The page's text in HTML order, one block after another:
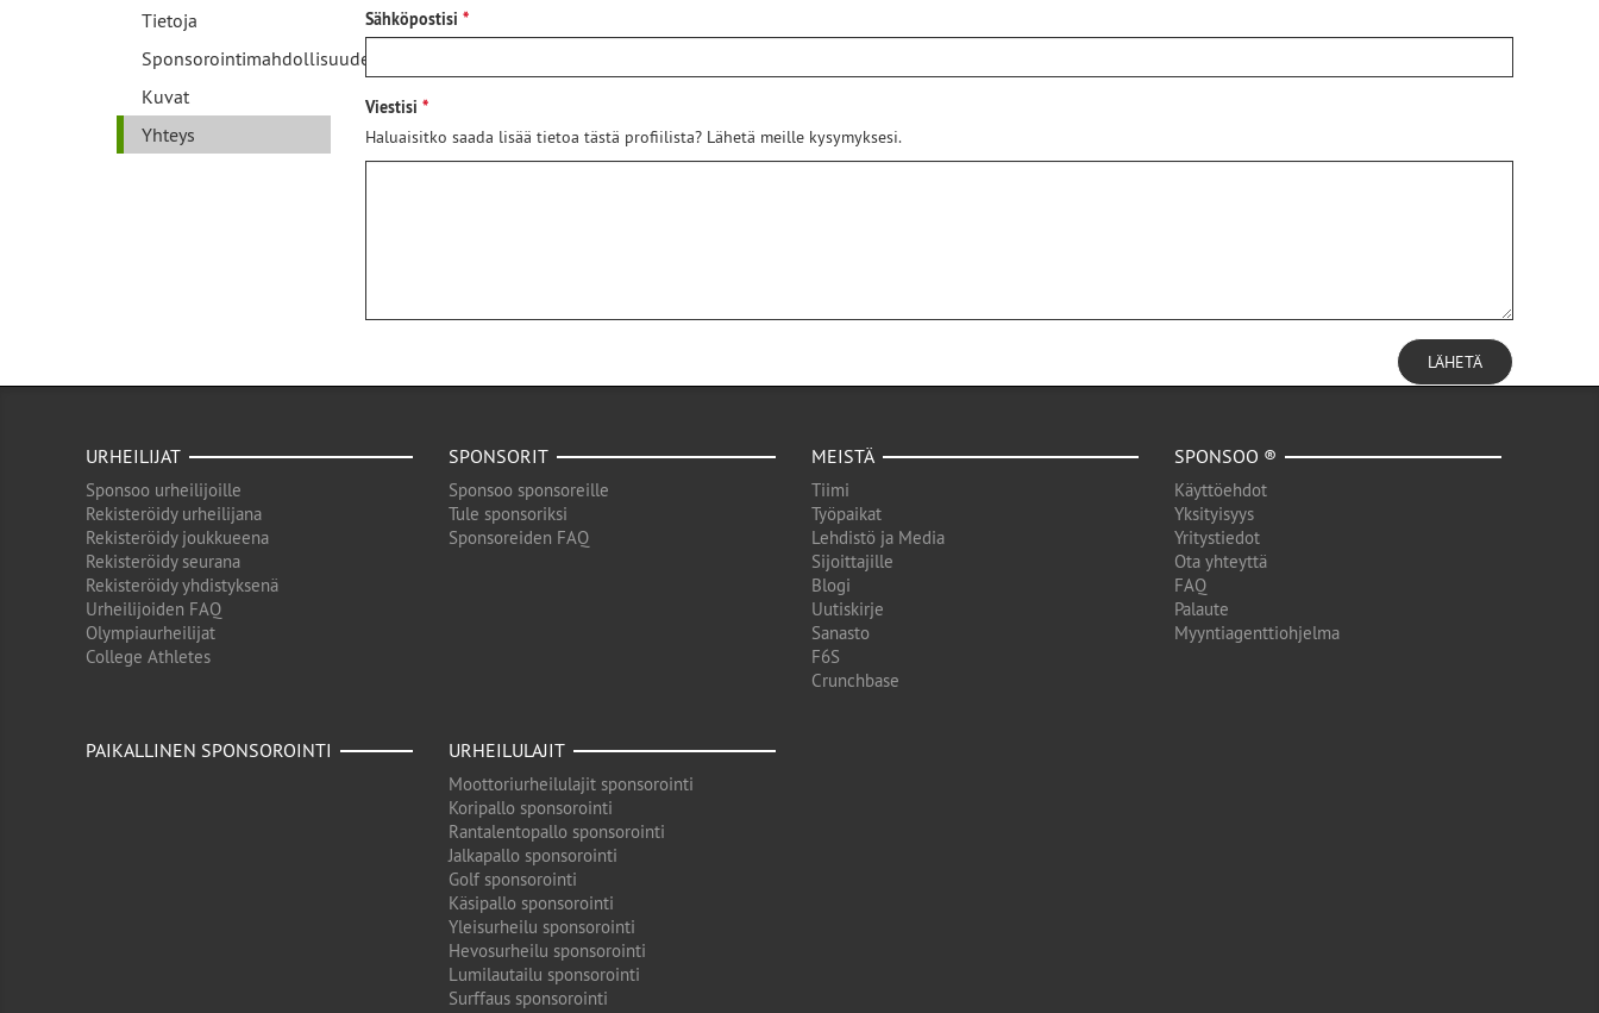
Tietoja
Sponsorointimahdollisuudet
Kuvat
Yhteys
Sähköpostisi
Viestisi
Haluaisitko saada lisää tietoa tästä profiilista? Lähetä meille kysymyksesi.
LÄHETÄ
URHEILIJAT
Sponsoo urheilijoille
Rekisteröidy urheilijana
Rekisteröidy joukkueena
Rekisteröidy seurana
Rekisteröidy yhdistyksenä
Urheilijoiden FAQ
Olympiaurheilijat
College Athletes
SPONSORIT
Sponsoo sponsoreille
Tule sponsoriksi
Sponsoreiden FAQ
MEISTÄ
Tiimi
Työpaikat
Lehdistö ja Media
Sijoittajille
Blogi
Uutiskirje
Sanasto
F6S
Crunchbase
SPONSOO ®
Käyttöehdot
Yksityisyys
Yritystiedot
Ota yhteyttä
FAQ
Palaute
Myyntiagenttiohjelma
PAIKALLINEN SPONSOROINTI URHEILULAJIT
Moottoriurheilulajit sponsorointi
Koripallo sponsorointi
Rantalentopallo sponsorointi
Jalkapallo sponsorointi
Golf sponsorointi
Käsipallo sponsorointi
Yleisurheilu sponsorointi
Hevosurheilu sponsorointi
Lumilautailu sponsorointi
Surffaus sponsorointi